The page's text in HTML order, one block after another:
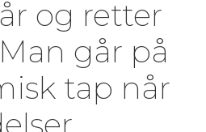
og retter
går på
tap når